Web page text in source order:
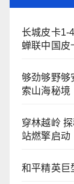
长城皮卡1-
蝉联中国皮
够劲够野够
索山海秘境
穿林越岭
站燃擎启动
和平精英巨